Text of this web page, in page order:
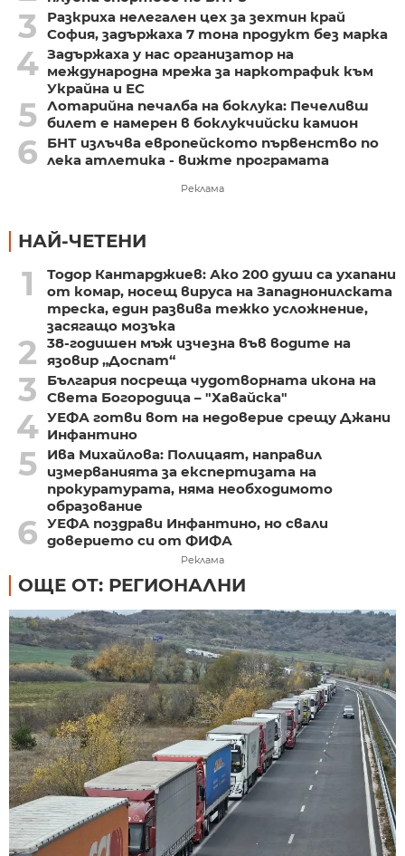
3
Разкриха нелегален цех за зехтин край
София, задържаха 7 тона продукт без марка
4 Задържаха у нас организатор на
международна мрежа за наркотрафик към
Украйна и ЕС
5 Лотарийна печалба на боклука: Печеливш
билет е намерен в боклукчийски камион
6
БНТ излъчва европейското първенство по
лека атлетика - вижте програмата
Реклама
НАЙ-ЧЕТЕНИ
1
Тодор Кантарджиев: Ако 200 души са ухапани
от комар, носещ вируса на Западнонилската
треска, един развива тежко усложнение,
засягащо мозъка
2
38-годишен мъж изчезна във водите на
язовир „Доспат“
3
България посреща чудотворната икона на
Света Богородица – "Хавайска"
4 УЕФА готви вот на недоверие срещу Джани
Инфантино
5
Ива Михайлова: Полицаят, направил
измерванията за експертизата на
прокуратурата, няма необходимото
образование
6 УЕФА поздрави Инфантино, но свали
доверието си от ФИФА
Реклама
ОЩЕ ОТ: РЕГИОНАЛНИ